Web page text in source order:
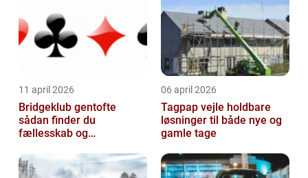
11 april 2026
Bridgeklub gentofte
sådan finder du
fællesskab og
06 april 2026
Tagpap vejle holdbare
løsninger til både nye og
gamle tage